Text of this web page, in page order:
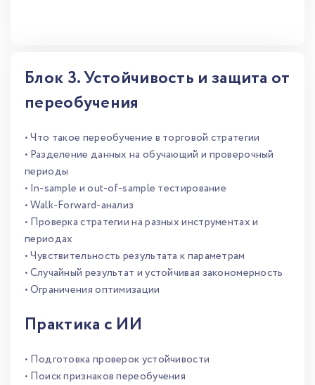
Блок 3. Устойчивость и защита от
переобучения
• Что такое переобучение в торговой стратегии
• Разделение данных на обучающий и проверочный
периоды
• In-sample и out-of-sample тестирование
• Walk-Forward-анализ
• Проверка стратегии на разных инструментах и
периодах
• Чувствительность результата к параметрам
• Случайный результат и устойчивая закономерность
• Ограничения оптимизации
Практика с ИИ
• Подготовка проверок устойчивости
• Поиск признаков переобучения